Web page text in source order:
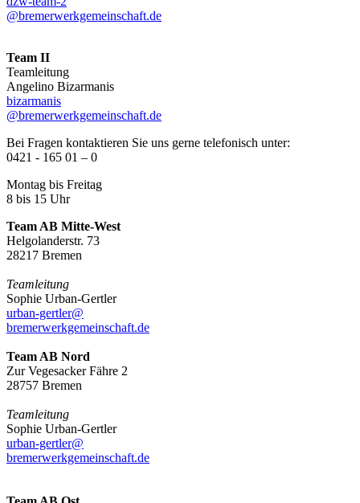
@bremerwerkgemeinschaft.de
Team II
Teamleitung
Angelino Bizarmanis
bizarmanis
@bremerwerkgemeinschaft.de
Bei Fragen kontaktieren Sie uns gerne telefonisch unter:
0421 - 165 01 – 0
Montag bis Freitag
8 bis 15 Uhr
Team AB Mitte-West
Helgolanderstr. 73
28217 Bremen
Teamleitung
Sophie Urban-Gertler
urban-gertler@
bremerwerkgemeinschaft.de
Team AB Nord
Zur Vegesacker Fähre 2
28757 Bremen
Teamleitung
Sophie Urban-Gertler
urban-gertler@
bremerwerkgemeinschaft.de